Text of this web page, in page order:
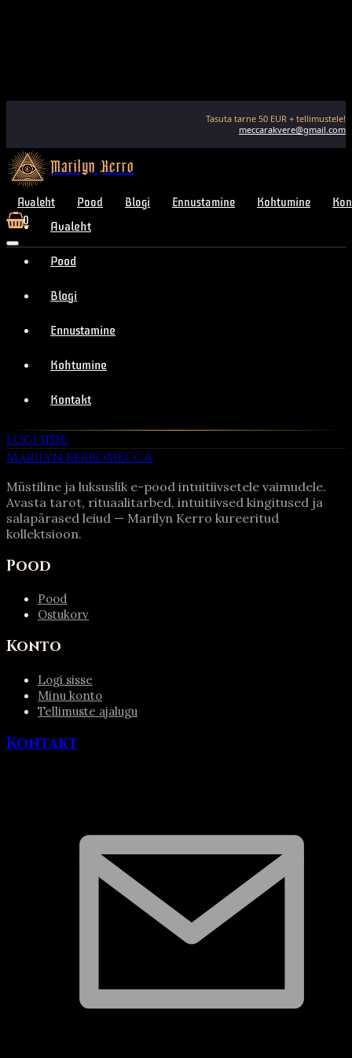
Tasuta tarne 50 EUR + tellimustele!
meccarakvere@gmail.com
Marilyn Kerro
Avaleht Pood Blogi Ennustamine Kohtumine
0 Avaleht
Pood
Blogi
Ennustamine
Kohtumine
Kontakt
Logi sisse
Marilyn KerroMECCA
Müstiline ja luksuslik e-pood intuitiivsetele vaimudele.
Avasta tarot, rituaalitarbed, intuitiivsed kingitused ja
salapärased leiud — Marilyn Kerro kureeritud
kollektsioon.
Pood
Pood
Ostukorv
Konto
Logi sisse
Minu konto
Tellimuste ajalugu
Kontakt